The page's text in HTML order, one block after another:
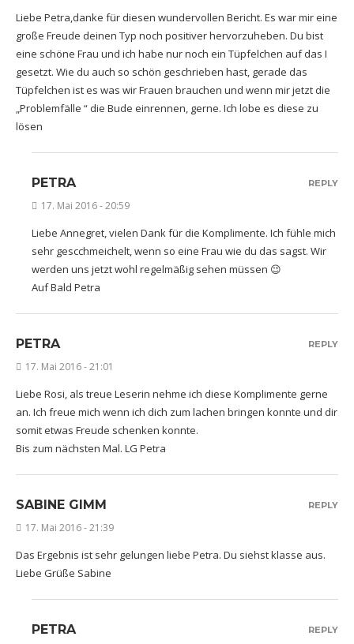
Liebe Petra,danke für diesen wundervollen Bericht. Es war mir eine
große Freude deinen Typ noch positiver hervorzuheben. Du bist
eine schöne Frau und ich habe nur noch ein Tüpfelchen auf das I
gesetzt. Wie du auch so schön geschrieben hast, gerade das
Tüpfelchen ist es was wir Frauen brauchen und wenn mir jetzt die
„Problemfälle “ die Bude einrennen, gerne. Ich lobe es diese zu
lösen
PETRA
17. Mai 2016 - 20:59
Liebe Annegret, vielen Dank für die Komplimente. Ich fühle mich
sehr gescchmeichelt, wenn so eine Frau wie du das sagst. Wir
werden uns jetzt wohl regelmäßig sehen müssen 😉
Auf Bald Petra
REPLY
PETRA
17. Mai 2016 - 21:01
Liebe Rosi, als treue Leserin nehme ich diese Komplimente gerne
an. Ich freue mich wenn ich dich zum lachen bringen konnte und dir
somit etwas Freude schenken konnte.
Bis zum nächsten Mal. LG Petra
REPLY
SABINE GIMM
17. Mai 2016 - 21:39
Das Ergebnis ist sehr gelungen liebe Petra. Du siehst klasse aus.
Liebe Grüße Sabine
REPLY
PETRA REPLY